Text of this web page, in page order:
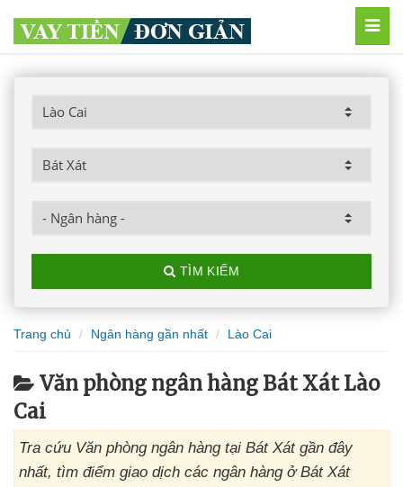
TÌM KIẾM
Trang chủ Ngân hàng gần nhất Lào Cai
Văn phòng ngân hàng Bát Xát Lào
Cai
Tra cứu Văn phòng ngân hàng tại Bát Xát gần đây
nhất, tìm điểm giao dịch các ngân hàng ở Bát Xát